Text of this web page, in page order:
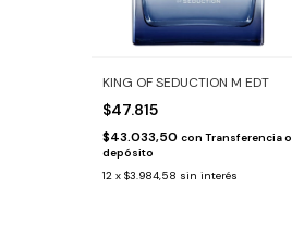
KING OF SEDUCTION M EDT
$47.815
$43.033,50 con Transferencia o
depósito
12 x $3.984,58 sin interés